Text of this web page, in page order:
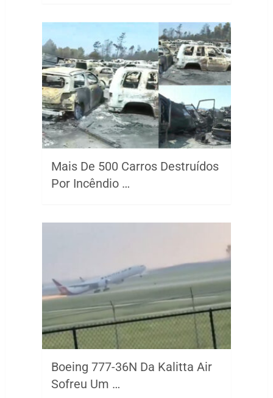
Mais De 500 Carros Destruídos
Por Incêndio …
Boeing 777-36N Da Kalitta Air
Sofreu Um …